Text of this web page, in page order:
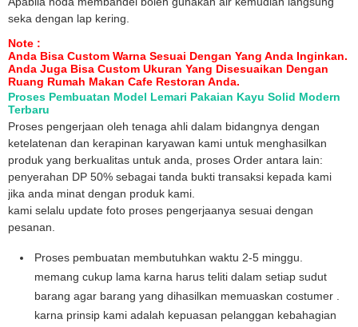
seka dengan lap kering.
Note :
Anda Bisa Custom Warna Sesuai Dengan Yang Anda Inginkan.
Anda Juga Bisa Custom Ukuran Yang Disesuaikan Dengan
Ruang Rumah Makan Cafe Restoran Anda.
Proses Pembuatan Model Lemari Pakaian Kayu Solid Modern
Terbaru
Proses pengerjaan oleh tenaga ahli dalam bidangnya dengan
ketelatenan dan kerapinan karyawan kami untuk menghasilkan
produk yang berkualitas untuk anda, proses Order antara lain:
penyerahan DP 50% sebagai tanda bukti transaksi kepada kami
jika anda minat dengan produk kami.
kami selalu update foto proses pengerjaanya sesuai dengan
pesanan.
Proses pembuatan membutuhkan waktu 2-5 minggu.
memang cukup lama karna harus teliti dalam setiap sudut
barang agar barang yang dihasilkan memuaskan costumer .
karna prinsip kami adalah kepuasan pelanggan kebahagian